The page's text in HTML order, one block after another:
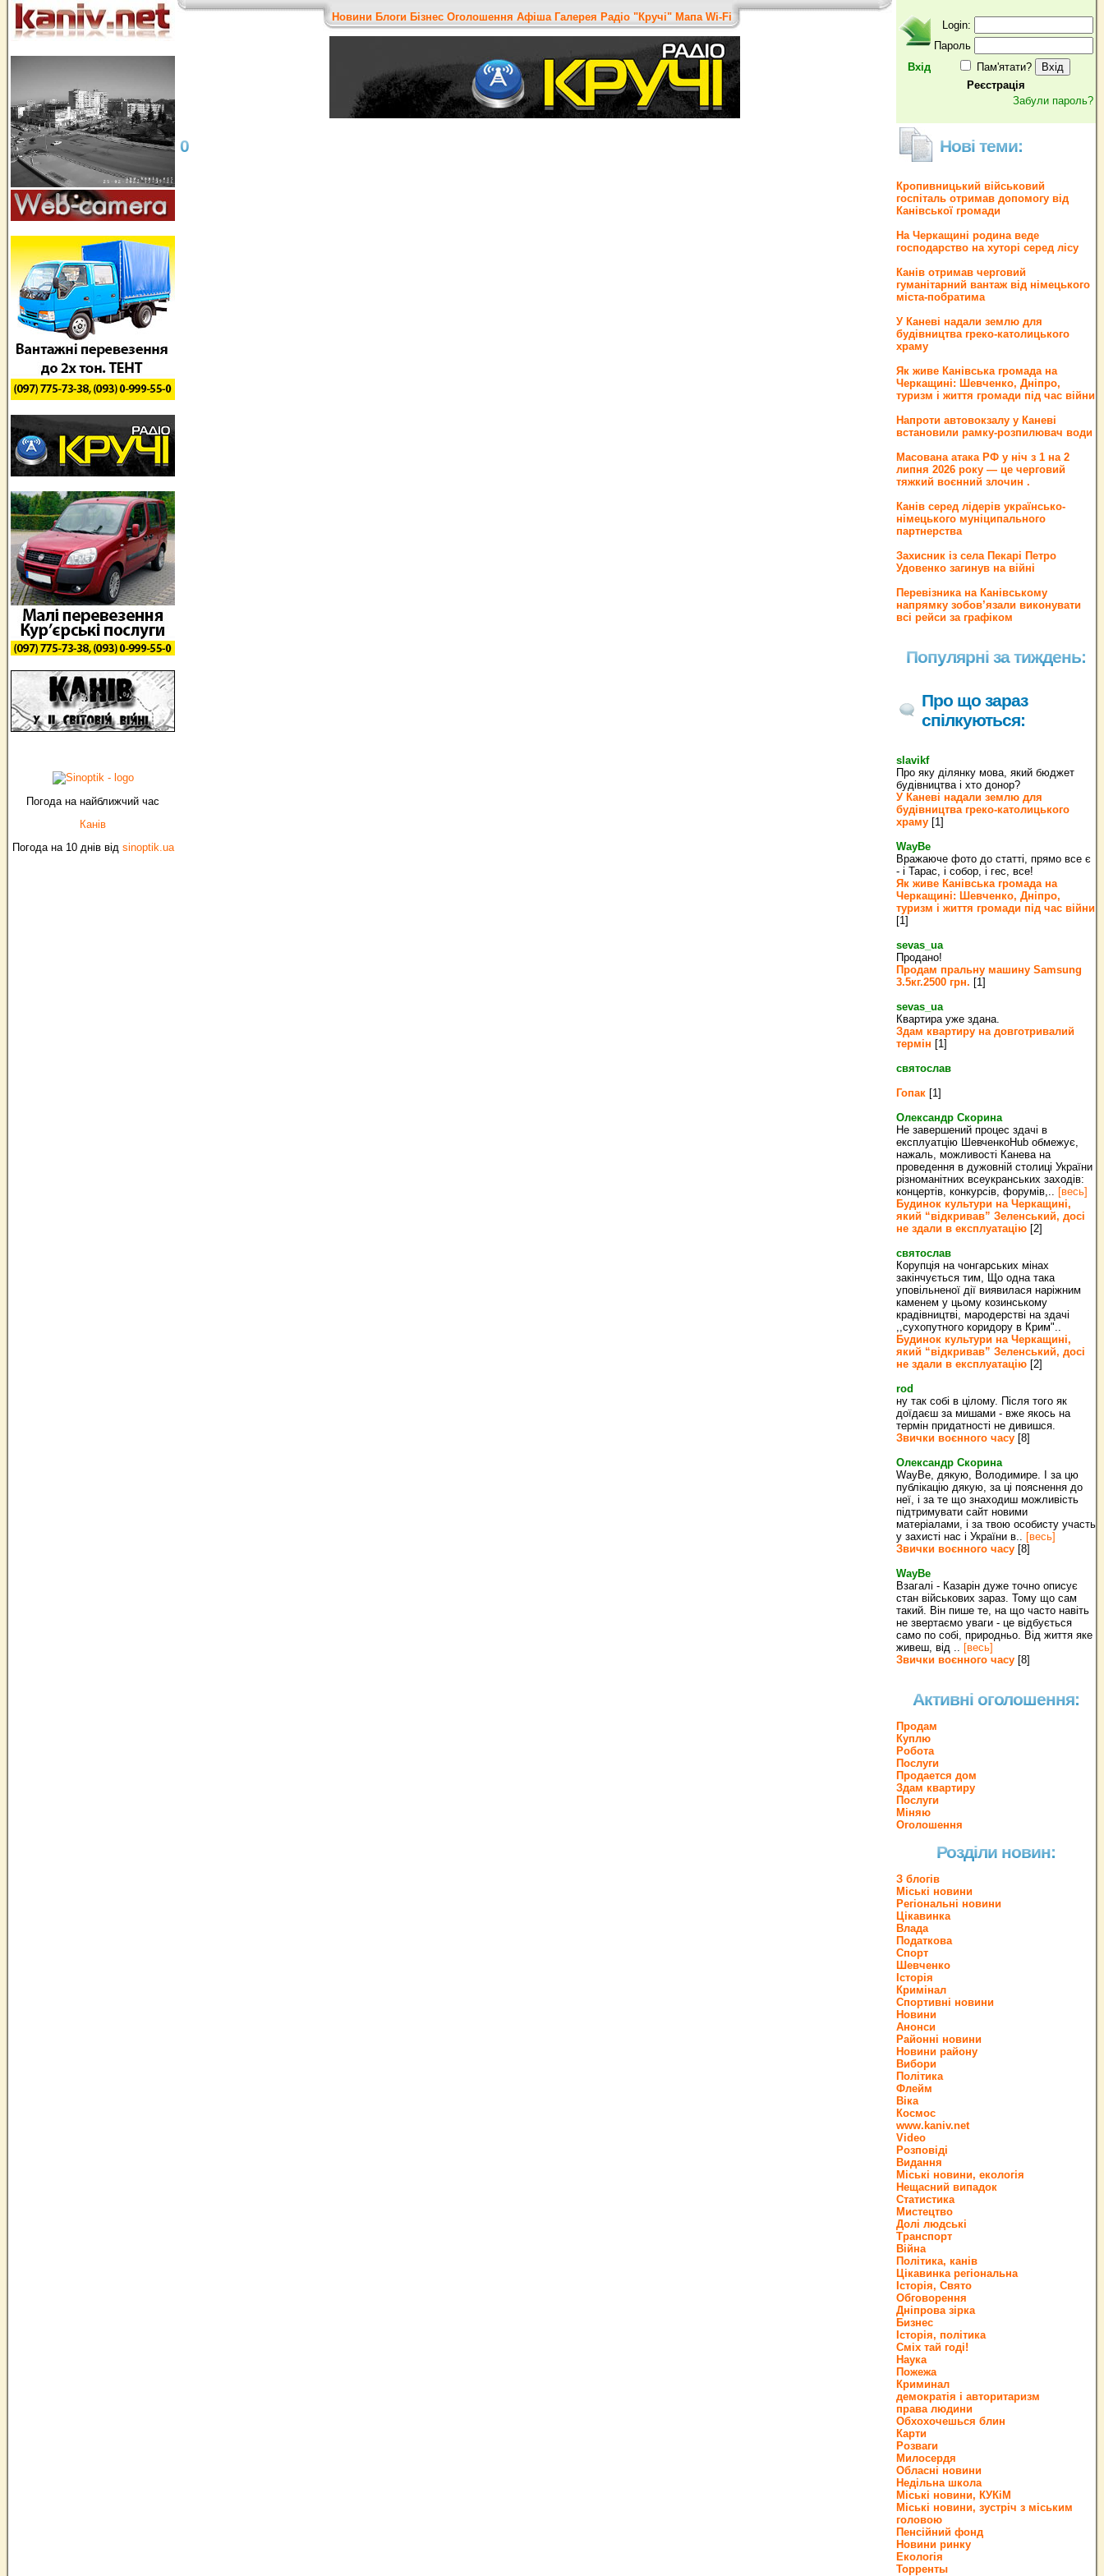
Погода на найближчий час
Канів
Погода на 10 днів від sinoptik.ua
Новини Блоги Бізнес Оголошення Афіша Галерея Радіо "Кручі" Мапа Wi-Fi
0
Вхід
Login:
Пароль
Пам'ятати?
Реєстрація
Забули пароль?
Нові теми:
Кропивницький військовий
госпіталь отримав допомогу від
Канівської громади
На Черкащині родина веде
господарство на хуторі серед лісу
Канів отримав черговий
гуманітарний вантаж від німецького
міста-побратима
У Каневі надали землю для
будівництва греко‐католицького
храму
Як живе Канівська громада на
Черкащині: Шевченко, Дніпро,
туризм і життя громади під час війни
Напроти автовокзалу у Каневі
встановили рамку-розпилювач води
Масована атака РФ у ніч з 1 на 2
липня 2026 року — це черговий
тяжкий воєнний злочин .
Канів серед лідерів українсько-
німецького муніципального
партнерства
Захисник із села Пекарі Петро
Удовенко загинув на війні
Перевізника на Канівському
напрямку зобов’язали виконувати
всі рейси за графіком
Популярні за тиждень:
Про що зараз
спілкуються:
slavikf
Про яку ділянку мова, який бюджет
будівництва і хто донор?
У Каневі надали землю для
будівництва греко‐католицького
храму [1]
WayBe
Вражаюче фото до статті, прямо все є
- і Тарас, і собор, і гес, все!
Як живе Канівська громада на
Черкащині: Шевченко, Дніпро,
туризм і життя громади під час війни
[1]
sevas_ua
Продано!
Продам пральну машину Samsung
3.5кг.2500 грн. [1]
sevas_ua
Квартира уже здана.
Здам квартиру на довготривалий
термін [1]
святослав
Гопак [1]
Олександр Скорина
Не завершений процес здачі в
експлуатцію ШевченкоHub обмежує,
нажаль, можливості Канева на
проведення в дужовній столиці України
різноманітних всеукранських заходів:
концертів, конкурсів, форумів,.. [весь]
Будинок культури на Черкащині,
який “відкривав” Зеленський, досі
не здали в експлуатацію [2]
святослав
Корупція на чонгарських мінах
закінчується тим, Що одна така
уповільненої дії виявилася наріжним
каменем у цьому козинському
крадівництві, мародерстві на здачі
,,сухопутного коридору в Крим"..
Будинок культури на Черкащині,
який “відкривав” Зеленський, досі
не здали в експлуатацію [2]
rod
ну так собі в цілому. Після того як
доїдаєш за мишами - вже якось на
термін придатності не дивишся.
Звички воєнного часу [8]
Олександр Скорина
WayBe, дякую, Володимире. І за цю
публікацію дякую, за ці пояснення до
неї, і за те що знаходиш можливість
підтримувати сайт новими
матеріалами, і за твою особисту участь
у захисті нас і України в.. [весь]
Звички воєнного часу [8]
WayBe
Взагалі - Казарін дуже точно описує
стан військових зараз. Тому що сам
такий. Він пише те, на що часто навіть
не звертаємо уваги - це відбується
само по собі, природньо. Від життя яке
живеш, від .. [весь]
Звички воєнного часу [8]
Активні оголошення:
Продам
Куплю
Робота
Послуги
Продается дом
Здам квартиру
Послуги
Міняю
Оголошення
Розділи новин:
З блогів
Міські новини
Регіональні новини
Цікавинка
Влада
Податкова
Спорт
Шевченко
Історія
Кримінал
Спортивні новини
Новини
Анонси
Районні новини
Новини району
Вибори
Політика
Флейм
Віка
Космос
www.kaniv.net
Video
Розповіді
Видання
Міські новини, екологія
Нещасний випадок
Статистика
Мистецтво
Долі людські
Транспорт
Війна
Політика, канів
Цікавинка регіональна
Історія, Свято
Обговорення
Дніпрова зірка
Бизнес
Історія, політика
Сміх тай годі!
Наука
Пожежа
Криминал
демократія і авторитаризм
права людини
Обхохочешься блин
Карти
Розваги
Милосердя
Обласні новини
Недільна школа
Міські новини, КУКіМ
Міські новини, зустріч з міським
головою
Пенсійний фонд
Новини ринку
Екологія
Торренты